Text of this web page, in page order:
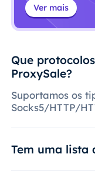
Ver mais
Que
ProxySale?
Suportamos os
Socks5/HTTP/
Tem uma lista